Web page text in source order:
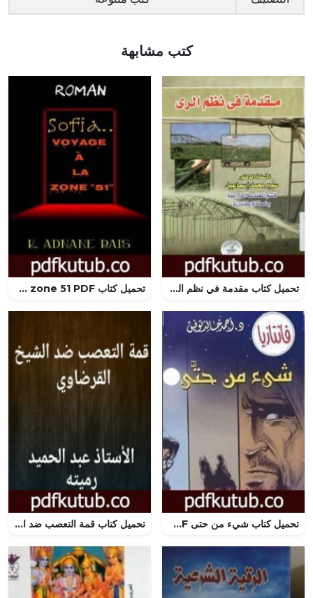
كتب مشابهة
تحميل كتاب مقدمة في نظم الري PDF تأليف سمير محمد إسماعيل مجانا [كامل] تحميل كتاب Sofia – Voyage à la zone 51 PDF تأليف Adnane Rais – عدنان الرايس مجانا [كامل]
تحميل كتاب شيء من حتى PDF تأليف أحمد خالد توفيق مجانا [كامل] تحميل كتاب قمة التعصب ضد الشيخ القرضاوي PDF تأليف عبد الحميد رميته مجانا [كامل]